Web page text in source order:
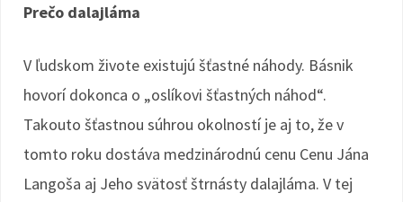
Prečo dalajláma
V ľudskom živote existujú šťastné náhody. Básnik
hovorí dokonca o „oslíkovi šťastných náhod“.
Takouto šťastnou súhrou okolností je aj to, že v
tomto roku dostáva medzinárodnú cenu Cenu Jána
Langoša aj Jeho svätosť štrnásty dalajláma. V tej